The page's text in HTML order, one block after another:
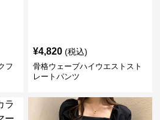
フ
¥4,820 (税込)
骨格ウェーブハイウエストスト
レートパンツ